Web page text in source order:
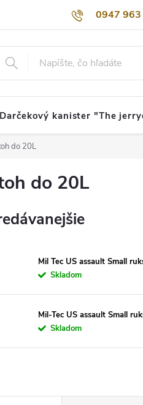
0947
poriadok Obchodné
Darčekový kanister "The
do 20L
do 20L
Mil Tec US assault Small
Skladom
Mil-Tec US assault Small
Skladom